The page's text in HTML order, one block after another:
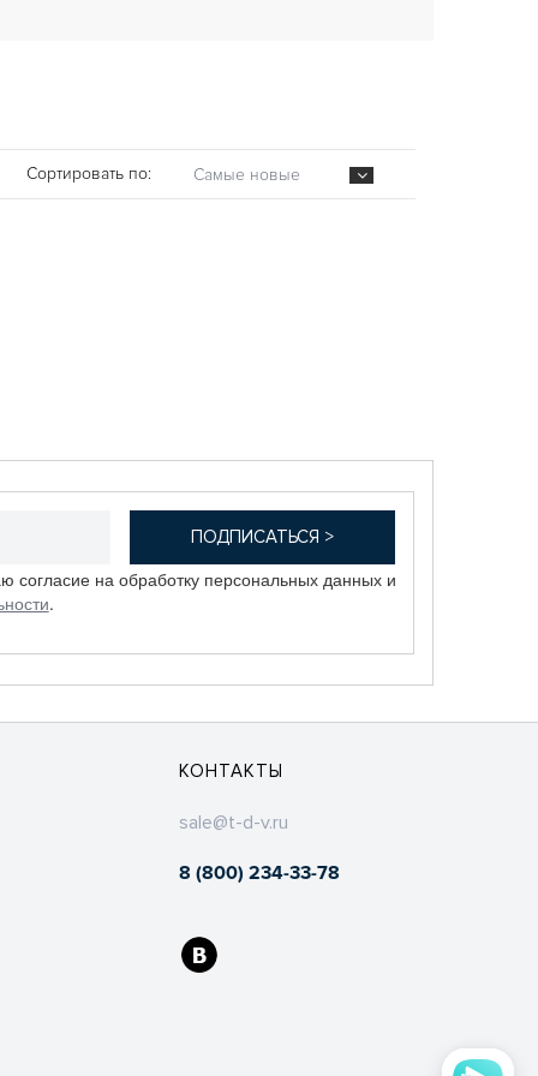
Сортировать по: Самые новые
согласие на обработку персональных данных и
.
КОНТАКТЫ
sale@t-d-v.ru
8 (800) 234-33-78